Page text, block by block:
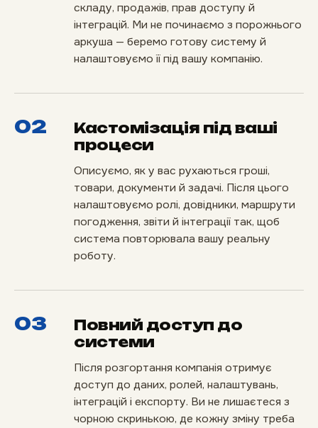
складу, продажів, прав доступу й
інтеграцій. Ми не починаємо з порожнього
аркуша — беремо готову систему й
налаштовуємо її під вашу компанію.
02
Кастомізація під ваші
процеси
Описуємо, як у вас рухаються гроші,
товари, документи й задачі. Після цього
налаштовуємо ролі, довідники, маршрути
погодження, звіти й інтеграції так, щоб
система повторювала вашу реальну
роботу.
03
Повний доступ до
системи
Після розгортання компанія отримує
доступ до даних, ролей, налаштувань,
інтеграцій і експорту. Ви не лишаєтеся з
чорною скринькою, де кожну зміну треба